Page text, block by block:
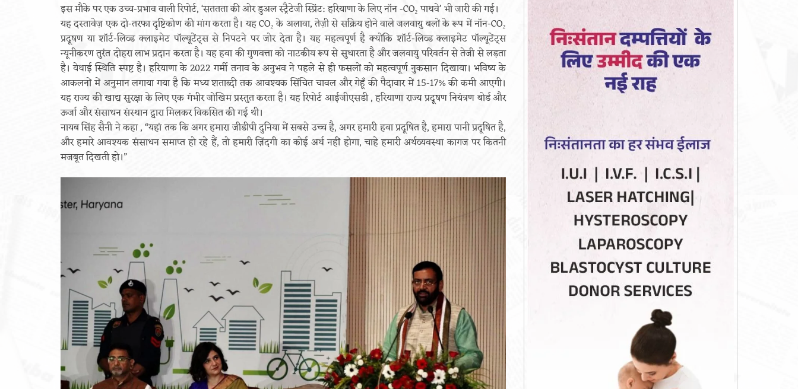
इस मौके पर एक उच्च-प्रभाव वाली रिपोर्ट, ‘सततता की ओर डुअल स्ट्रैटेजी स्प्रिंट: हरियाणा के लिए नॉन -CO₂ पाथवे’ भी जारी की गई।
यह दस्तावेज़ एक दो-तरफा दृष्टिकोण की मांग करता है। यह CO₂ के अलावा, तेज़ी से सक्रिय होने वाले जलवायु बलों के रूप में नॉन-CO₂
प्रदूषण या शॉर्ट-लिव्ड क्लाइमेट पॉल्यूटेंट्स से निपटने पर जोर देता है। यह महत्वपूर्ण है क्योंकि शॉर्ट-लिव्ड क्लाइमेट पॉल्यूटेंट्स
न्यूनीकरण तुरंत दोहरा लाभ प्रदान करता है। यह हवा की गुणवत्ता को नाटकीय रूप से सुधारता है और जलवायु परिवर्तन से तेजी से लड़ता
है। येथाई स्थिति स्पष्ट है। हरियाणा के 2022 गर्मी तनाव के अनुभव ने पहले से ही फसलों को महत्वपूर्ण नुकसान दिखाया। भविष्य के
आकलनों में अनुमान लगाया गया है कि मध्य शताब्दी तक आवश्यक सिंचित चावल और गेहूँ की पैदावार में 15-17% की कमी आएगी।
यह राज्य की खाद्य सुरक्षा के लिए एक गंभीर जोखिम प्रस्तुत करता है। यह रिपोर्ट आईजीएसडी , हरियाणा राज्य प्रदूषण नियंत्रण बोर्ड और
ऊर्जा और संसाधन संस्थान द्वारा मिलकर विकसित की गई थी।
नायब सिंह सैनी ने कहा , “यहां तक कि अगर हमारा जीडीपी दुनिया में सबसे उच्च है, अगर हमारी हवा प्रदूषित है, हमारा पानी प्रदूषित है,
और हमारे आवश्यक संसाधन समाप्त हो रहे हैं, तो हमारी ज़िंदगी का कोई अर्थ नहीं होगा, चाहे हमारी अर्थव्यवस्था कागज पर कितनी
मजबूत दिखती हो।”